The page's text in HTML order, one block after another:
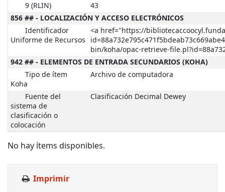
9 (RLIN)
43
856 ## - LOCALIZACIÓN Y ACCESO ELECTRÓNICOS
Identificador
Uniforme de Recursos
<a href="https://
bin/koha/opac-retrieve-
942 ## - ELEMENTOS DE ENTRADA SECUNDARIOS (KOHA)
Tipo de ítem
Koha
Archivo de computadora
Fuente del
sistema de
clasificación o
colocación
Clasificación Decimal Dewey
No hay ítems disponibles.
Imprimir